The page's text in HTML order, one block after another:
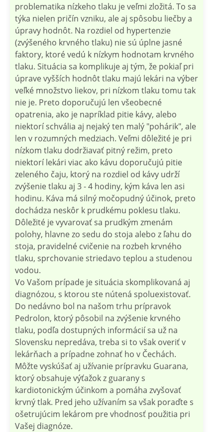
problematika nízkeho tlaku je veľmi zložitá. To sa
týka nielen pričín vzniku, ale aj spôsobu liečby a
úpravy hodnôt. Na rozdiel od hypertenzie
(zvýšeného krvného tlaku) nie sú úplne jasné
faktory, ktoré vedú k nízkym hodnotam krvného
tlaku. Situácia sa komplikuje aj tým, že pokiaľ pri
úprave vyšších hodnôt tlaku majú lekári na výber
veľké množstvo liekov, pri nízkom tlaku tomu tak
nie je. Preto doporučujú len všeobecné
opatrenia, ako je napríklad pitie kávy, alebo
niektorí schvália aj nejaký ten malý "pohárik", ale
len v rozumných medziach. Veľmi dôležité je pri
nízkom tlaku dodržiavať pitný režim, preto
niektorí lekári viac ako kávu doporučujú pitie
zeleného čaju, ktorý na rozdiel od kávy udrží
zvýšenie tlaku aj 3 - 4 hodiny, kým káva len asi
hodinu. Káva má silný močopudný účinok, preto
dochádza neskôr k prudkému poklesu tlaku.
Dôležité je vyvarovať sa prudkým zmenám
polohy, hlavne zo sedu do stoja alebo z ľahu do
stoja, pravidelné cvičenie na rozbeh krvného
tlaku, sprchovanie striedavo teplou a studenou
vodou.
Vo Vašom prípade je situácia skomplikovaná aj
diagnózou, s ktorou ste nútená spoluexistovať.
Do nedávno bol na našom trhu prípravok
Pedrolon, ktorý pôsobil na zvýšenie krvného
tlaku, podľa dostupných informácií sa už na
Slovensku nepredáva, treba si to však overiť v
lekárňach a prípadne zohnať ho v Čechách.
Môžte vyskúšať aj užívanie prípravku Guarana,
ktorý obsahuje výťažok z guarany s
kardiotonickým účinkom a pomáha zvyšovať
krvný tlak. Pred jeho užívaním sa však poraďte s
ošetrujúcim lekárom pre vhodnosť použitia pri
Vašej diagnóze.